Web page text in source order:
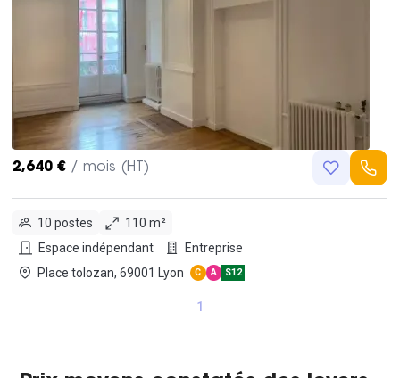
2,640 € / mois (HT)
10 postes
110 m²
Espace indépendant
Entreprise
Place tolozan, 69001 Lyon
C A S12
1